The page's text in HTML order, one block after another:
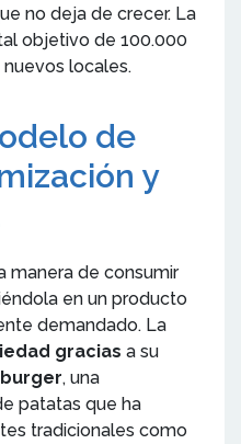
no deja de crecer. La
objetivo de 100.000
locales.
de
y
manera de consumir
en un producto
demandado. La
gracias a su
, una
patatas que ha
tradicionales como